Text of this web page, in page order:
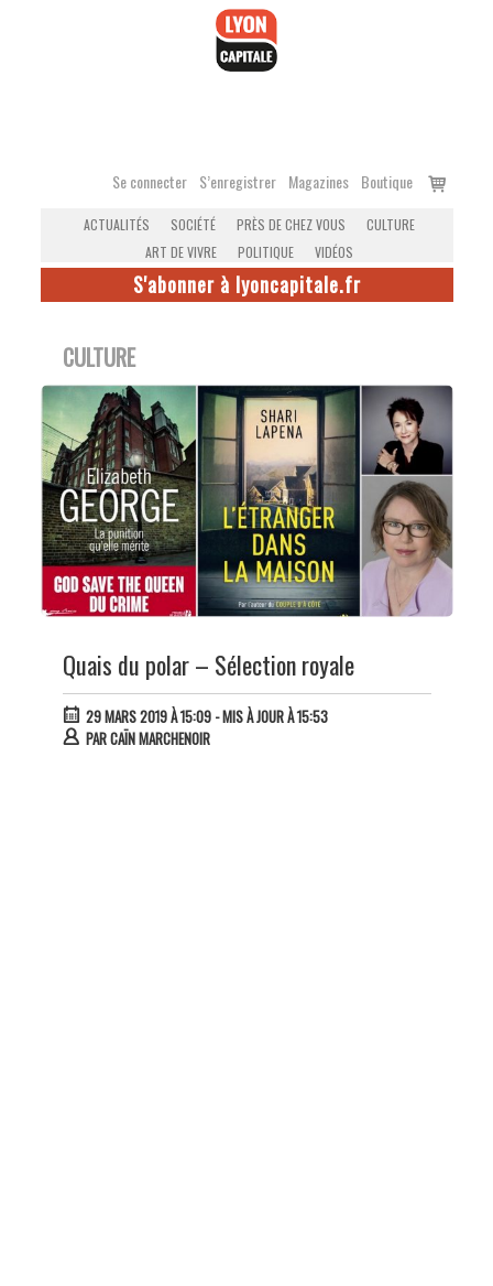
Se connecter S’enregistrer Magazines Boutique
Voir
ACTUALITÉS SOCIÉTÉ PRÈS DE CHEZ VOUS
CULTURE
ART DE VIVRE
POLITIQUE VIDÉOS
S'abonner à lyoncapitale.fr
CULTURE
Quais du polar – Sélection royale
29 MARS 2019 À 15:09- MIS À JOUR À 15:53
PARCAÏN MARCHENOIR